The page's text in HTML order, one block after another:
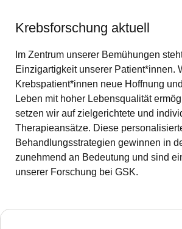
Krebsforschung aktuell
Im Zentrum unserer Bemühungen
Einzigartigkeit unserer Patient*innen.
Krebspatient*innen neue Hoffnung
Leben mit hoher Lebensqualität
setzen wir auf zielgerichtete und
Therapieansätze. Diese
Behandlungsstrategien gewinnen in
zunehmend an Bedeutung und sind
unserer Forschung bei GSK.